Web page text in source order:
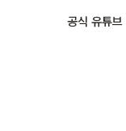
공식 유튜브